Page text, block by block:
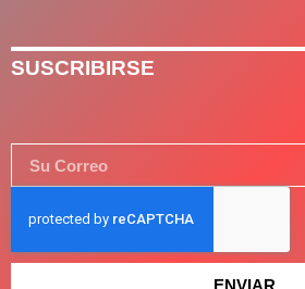
SUSCRIBIRSE
ENVIAR